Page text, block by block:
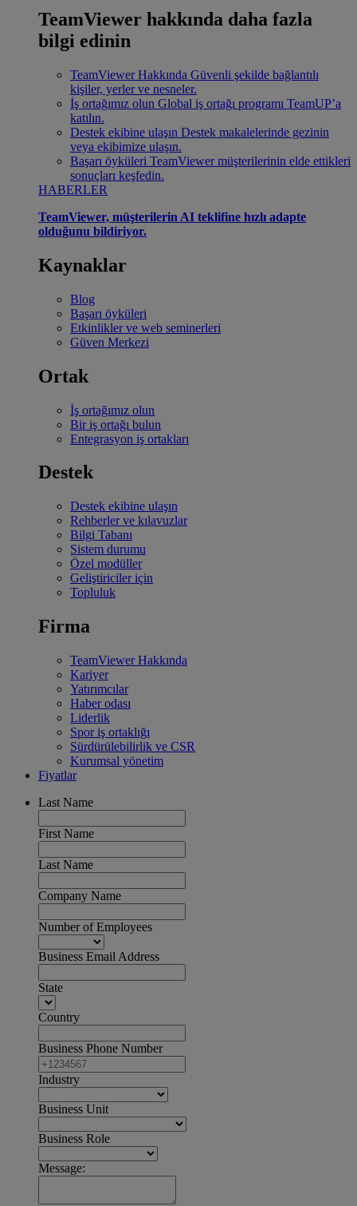
TeamViewer hakkında daha fazla
bilgi edinin
TeamViewer Hakkında Güvenli şekilde bağlantılı
kişiler, yerler ve nesneler.
İş ortağımız olun Global iş ortağı programı TeamUP’a
katılın.
Destek ekibine ulaşın Destek makalelerinde gezinin
veya ekibimize ulaşın.
Başarı öyküleri TeamViewer müşterilerinin elde ettikleri
sonuçları keşfedin.
HABERLER
TeamViewer, müşterilerin AI teklifine hızlı adapte
olduğunu bildiriyor.
Kaynaklar
Blog
Başarı öyküleri
Etkinlikler ve web seminerleri
Güven Merkezi
Ortak
İş ortağımız olun
Bir iş ortağı bulun
Entegrasyon iş ortakları
Destek
Destek ekibine ulaşın
Rehberler ve kılavuzlar
Bilgi Tabanı
Sistem durumu
Özel modüller
Geliştiriciler için
Topluluk
Firma
TeamViewer Hakkında
Kariyer
Yatırımcılar
Haber odası
Liderlik
Spor iş ortaklığı
Sürdürülebilirlik ve CSR
Kurumsal yönetim
Fiyatlar
Last Name
First Name
Last Name
Company Name
Number of Employees
Business Email Address
State
Country
Business Phone Number
Industry
Business Unit
Business Role
Message: